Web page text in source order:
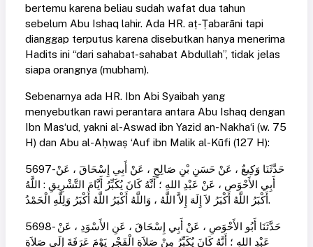
bertemu karena beliau sudah wafat dua tahun
sebelum Abu Ishaq lahir. Ada HR. aṭ-Ṭabarāni tapi
dianggap terputus karena disebutkan hanya menerima
Hadits ini “dari sahabat-sahabat Abdullah”, tidak jelas
siapa orangnya (mubham).
Sebenarnya ada HR. Ibn Abi Syaibah yang
menyebutkan rawi perantara antara Abu Ishaq dengan
Ibn Mas‘ud, yakni al-Aswad ibn Yazid an-Nakha‘i (w. 75
H) dan Abu al-Aḥwaṣ ‘Auf ibn Malik al-Kūfi (127 H):
5697- حَدَّثَنَا وَكِيعٌ ، عَنْ حَسَنِ بْنِ صَالِحٍ ، عَنْ أَبِي إِسْحَاقَ ، عَنْ
أَبِي الأَحْوَص ، عَنْ عَبْدِ اللهِ ؛ أَنَّهُ كَانَ يُكَبِّرُ أَيَّامَ التَّشْرِيقِ : اللَّهُ
أَكْبَرُ اللَّهُ أَكْبَرُ لاَ إِلَهَ إِلاَّ اللَّهُ ، وَاللَّهُ أَكْبَرُ اللَّهُ أَكْبَرُ وَلِلَّهِ الْحَمْدُ.
5698- حَدَّثَنَا أَبُو الأَحْوَصِ ، عَنْ أَبِي إِسْحَاقَ ، عَنِ الأَسْوَدِ ، عَنْ
عَبْدِ اللهِ ؛ أَنَّهُ كَانَ يُكَبِّرُ مِنْ صَلاَةِ الْفَجْرِ يَوْمَ عَرَفَةَ إِلَى صَلاَةِ